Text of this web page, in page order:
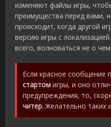
изменяют файлы игры,
преимущества перед вами,
происходит, когда другой
версию игры с
всего, волноваться не о чем.
Если красное сообщение
стартом игры, и оно
предупреждения, то,
читер.Желательно таких